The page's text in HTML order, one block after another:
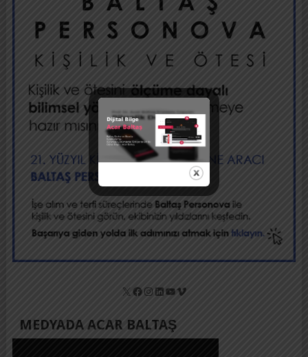
X Facebook
Instagram
LinkedIn
YouTube
Vimeo
MEDYADA ACAR BALTAŞ